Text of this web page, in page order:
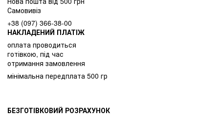
Самовивіз
+38 (097) 366-38-00
НАКЛАДЕНИЙ ПЛАТІЖ
оплата проводиться
готівкою, під час
отримання замовлення
мінімальна передплата 500 гр
БЕЗГОТІВКОВИЙ РОЗРАХУНОК